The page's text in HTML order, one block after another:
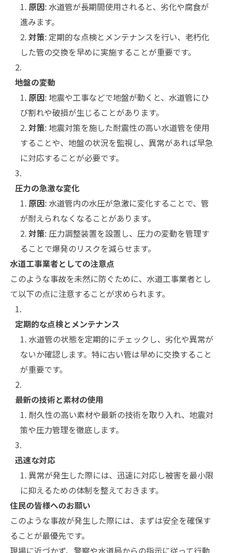
原因: 水道管が長期間使用されると、劣化や腐食が
進みます。
対策: 定期的な点検とメンテナンスを行い、老朽化
した管の交換を早めに実施することが重要です。
地盤の変動
原因: 地震や工事などで地盤が動くと、水道管にひ
び割れや破損が生じることがあります。
対策: 地震対策を施した耐震性の高い水道管を使用
することや、地盤の状況を監視し、異常があれば早急
に対応することが必要です。
圧力の急激な変化
原因: 水道管内の水圧が急激に変化することで、管
が耐えられなくなることがあります。
対策: 圧力調整装置を設置し、圧力の変動を管理す
ることで爆発のリスクを減らせます。
水道工事業者としての注意点
このような事故を未然に防ぐために、水道工事業者とし
て以下の点に注意することが求められます。
定期的な点検とメンテナンス
水道管の状態を定期的にチェックし、劣化や異常が
ないか確認します。特に古い管は早めに交換すること
が重要です。
最新の技術と素材の使用
耐久性の高い素材や最新の技術を取り入れ、地震対
策や圧力管理を徹底します。
迅速な対応
異常が発生した際には、迅速に対応し被害を最小限
に抑えるための体制を整えておきます。
住民の皆様へのお願い
このような事故が発生した際には、まずは安全を確保す
ることが最優先です。